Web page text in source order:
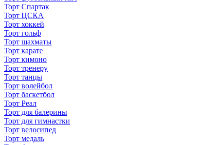
Торт Спартак
Торт ЦСКА
Торт хоккей
Торт гольф
Торт шахматы
Торт карате
Торт кимоно
Торт тренеру
Торт танцы
Торт волейбол
Торт баскетбол
Торт Реал
Торт для балерины
Торт для гимнастки
Торт велосипед
Торт медаль